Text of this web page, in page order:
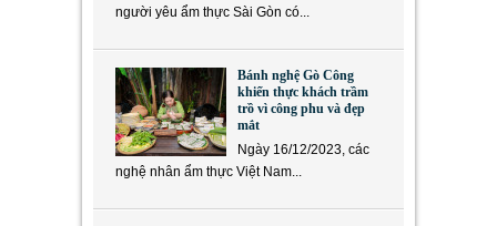
người yêu ẩm thực Sài Gòn có...
Bánh nghệ Gò Công
khiến thực khách trầm
trồ vì công phu và đẹp
mắt
Ngày 16/12/2023, các
nghệ nhân ẩm thực Việt Nam...